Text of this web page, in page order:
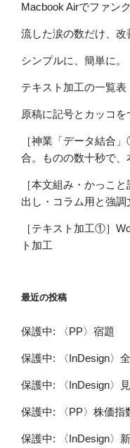
Macbook Airでファン
流した涙の数だけ、改
シンプルに、簡単に。
テキスト加工の一覧表
原稿に記号とカッコを
［神業「データ結合
合。ものの数十秒で、
［本文組み・かっこ
出し・コラム用と強調
［テキスト加工①］
ト加工
最近の投稿
保護中: 〈PP〉宿題
保護中: 〈InDesign〉
保護中: 〈InDesign〉
保護中: 〈PP〉株価指
保護中: 〈InDesign〉